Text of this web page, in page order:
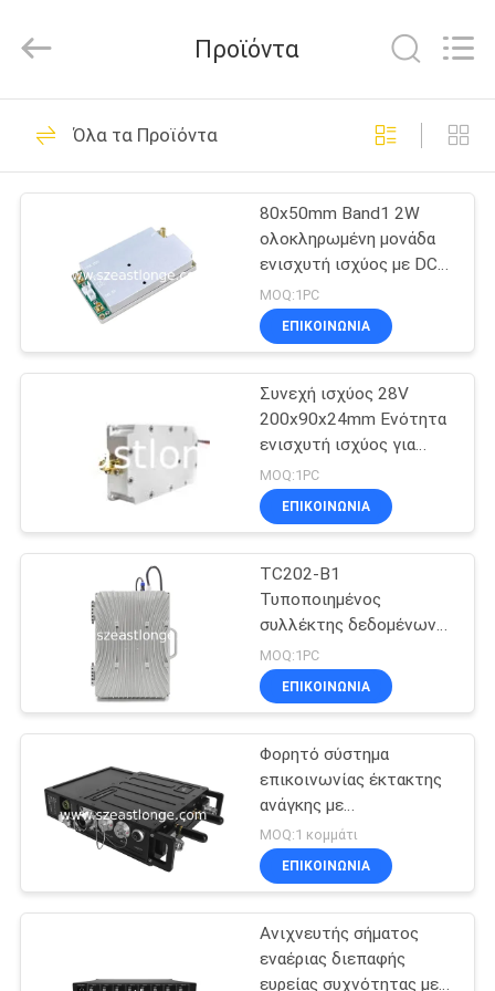
ΣΠΊΤΙ
ΠΡΟΪΌΝΤΑ
ΒΊΝΤΕΟ
ΠΕΡΊΠΟΥ
ΕΜΕΊΣ
ΞΕΝΆΓΗΣΗ
ΕΡΓΟΣΤΆΣΙΟ
ΠΟΙΟΤΙΚΌΣ
ΈΛΕΓΧΟΣ
ΕΛΆΤΕ
ΕΠΑΦΉ
ΕΙΔΉΣΕΙΣ
ELECTRONICS(HK)
CO.,LTD.
Reserved.
Jammer
τηλεφωνικών
σημάτων κυττάρων
161
τηλεφωνικό
Jammer κυττάρων
89
UAV κηφήνων
Jammer
Jammer υψηλής
δύναμης
Προϊόντα
Όλα τα Προϊόντα
80x50mm Band1 2W
ολοκληρωμένη μονάδα
ενισχυτή ισχύος με DC
12V λειτουργία
MOQ:1PC
ΕΠΙΚΟΙΝΩΝΊΑ
Συνεχή ισχύος 28V
200x90x24mm Ενότητα
ενισχυτή ισχύος για
χρήση επικοινωνίας
MOQ:1PC
ΕΠΙΚΟΙΝΩΝΊΑ
TC202-B1
Τυποποιημένος
συλλέκτης δεδομένων
αεροδιασύνδεσης GOTA
για την παρακολούθηση
σημάτων σε πραγματικό
MOQ:1PC
ΕΠΙΚΟΙΝΩΝΊΑ
Φορητό σύστημα
επικοινωνίας έκτακτης
ανάγκης με
τηλεπαρακολούθηση
MOQ:1 κομμάτι
ΕΠΙΚΟΙΝΩΝΊΑ
Ανιχνευτής σήματος
εναέριας διεπαφής
ευρείας συχνότητας με